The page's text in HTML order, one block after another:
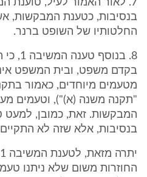
בנסיבות, כטענת המבקשות,
החלטותיו של השופט ברנר.
8.
בקדם משפט, ובית המשפט
"תקנה משנה (א)"), וטעמים
המבקשות. זאת, כמובן, למעט
בנסיבות, אלא שזה לא התקיים
החוזרות משום שלא ניתנו